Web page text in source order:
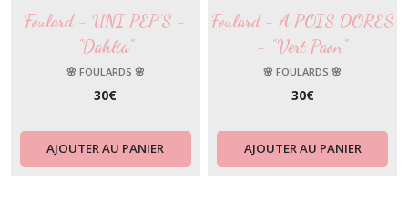
Foulard - UNI PEP'S -
"Dahlia"
🌸 FOULARDS 🌸
30€
AJOUTER AU PANIER
Foulard - A POIS DORES
- "Vert Paon"
🌸 FOULARDS 🌸
30€
AJOUTER AU PANIER